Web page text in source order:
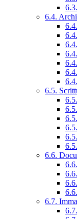
6.4.
6.5.
6.6.
6.7.